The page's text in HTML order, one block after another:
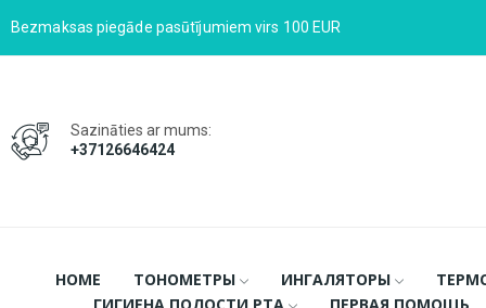
Bezmaksas piegāde pasūtījumiem virs 100 EUR
Sazināties ar mums:
+37126646424
HOME ТОНОМЕТРЫ ИНГАЛЯТОРЫ